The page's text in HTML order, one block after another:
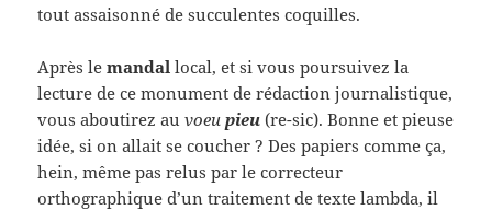
tout assaisonné de succulentes coquilles.
Après lemandal local, et si vous poursuivez la
lecture de ce monument de rédaction journalistique,
vous aboutirez au voeupieu(re-sic). Bonne et pieuse
idée, si on allait se coucher ? Des papiers comme ça,
hein, même pas relus par le correcteur
orthographique d’un traitement de texte lambda, il